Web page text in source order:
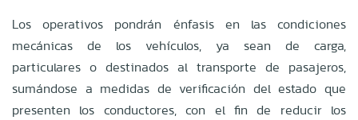
Los operativos pondrán énfasis en las condiciones
mecánicas de los vehículos, ya sean de carga,
particulares o destinados al transporte de pasajeros,
sumándose a medidas de verificación del estado que
presenten los conductores, con el fin de reducir los